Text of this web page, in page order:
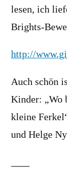
lesen, ich
Brights-
http://
Auch schön
Kinder: „Wo
kleine
und Helge